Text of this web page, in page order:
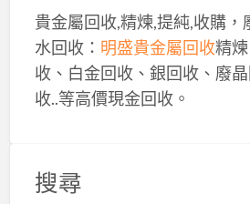
貴金屬回收,精煉,提純,收購，
水回收： 明盛貴金屬回收精
收、白金回收、銀回收、廢
收..等高價現金回收。
搜尋